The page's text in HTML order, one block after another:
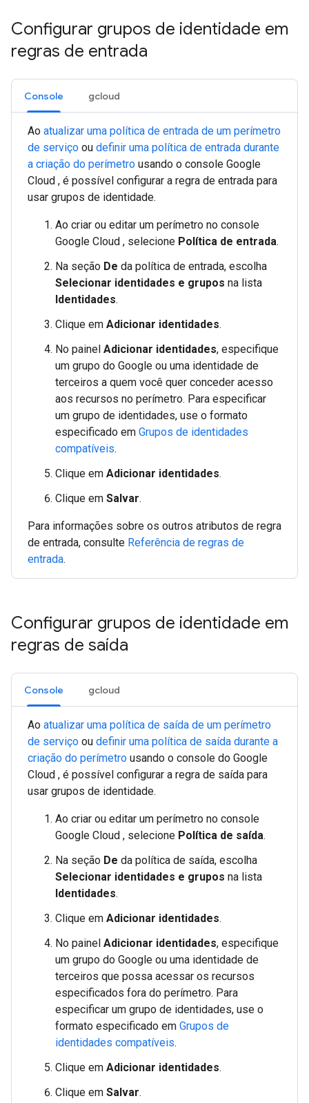
Configurar grupos de identidade em
regras de entrada
Console gcloud
Ao atualizar uma política de entrada de um perímetro
de serviço ou definir uma política de entrada durante
a criação do perímetro usando o console Google
Cloud , é possível configurar a regra de entrada para
usar grupos de identidade.
Ao criar ou editar um perímetro no console
Google Cloud , selecione Política de entrada.
Na seção De da política de entrada, escolha
Selecionar identidades e grupos na lista
Identidades.
Clique em Adicionar identidades.
No painel Adicionar identidades, especifique
um grupo do Google ou uma identidade de
terceiros a quem você quer conceder acesso
aos recursos no perímetro. Para especificar
um grupo de identidades, use o formato
especificado em Grupos de identidades
compatíveis.
Clique em Adicionar identidades.
Clique em Salvar.
Para informações sobre os outros atributos de regra
de entrada, consulte Referência de regras de
entrada.
Configurar grupos de identidade em
regras de saída
Console gcloud
Ao atualizar uma política de saída de um perímetro
de serviço ou definir uma política de saída durante a
criação do perímetro usando o console do Google
Cloud , é possível configurar a regra de saída para
usar grupos de identidade.
Ao criar ou editar um perímetro no console
Google Cloud , selecione Política de saída.
Na seção De da política de saída, escolha
Selecionar identidades e grupos na lista
Identidades.
Clique em Adicionar identidades.
No painel Adicionar identidades, especifique
um grupo do Google ou uma identidade de
terceiros que possa acessar os recursos
especificados fora do perímetro. Para
especificar um grupo de identidades, use o
formato especificado em Grupos de
identidades compatíveis.
Clique em Adicionar identidades.
Clique em Salvar.